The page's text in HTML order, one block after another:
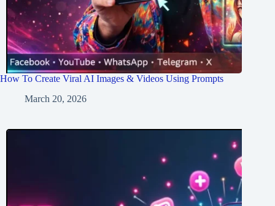
How To Create Viral AI Images & Videos Using Prompts
March 20, 2026